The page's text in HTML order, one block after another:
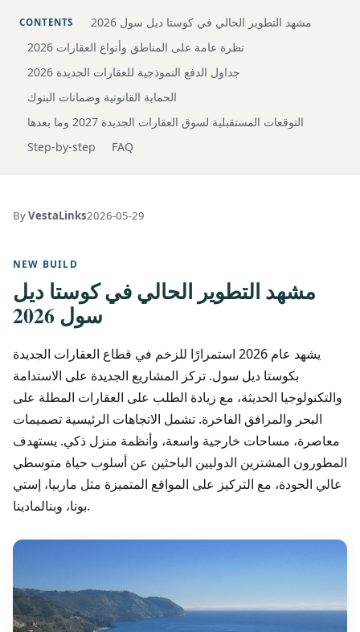
CONTENTS
مشهد التطوير الحالي في كوستا ديل سول 2026
نظرة عامة على المناطق وأنواع العقارات 2026
جداول الدفع النموذجية للعقارات الجديدة 2026
الحماية القانونية وضمانات البنوك
التوقعات المستقبلية لسوق العقارات الجديدة 2027 وما بعدها
Step-by-step
FAQ
ByVestaLinks2026-05-29
NEW BUILD
مشهد التطوير الحالي في كوستا ديل
سول 2026
يشهد عام 2026 استمرارًا للزخم في قطاع العقارات الجديدة
بكوستا ديل سول. تركز المشاريع الجديدة على الاستدامة
والتكنولوجيا الحديثة، مع زيادة الطلب على العقارات المطلة على
البحر والمرافق الفاخرة. تشمل الاتجاهات الرئيسية تصميمات
معاصرة، مساحات خارجية واسعة، وأنظمة منزل ذكي. يستهدف
المطورون المشترين الدوليين الباحثين عن أسلوب حياة متوسطي
عالي الجودة، مع التركيز على المواقع المتميزة مثل ماربيا، إستي
بونا، وبنالمادينا.